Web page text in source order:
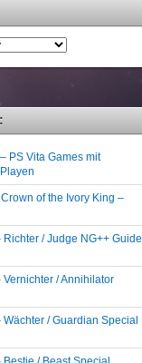
PS Vita Games mit
of the Ivory King –
/ Judge NG++ Guide
/ Annihilator
/ Guardian Special